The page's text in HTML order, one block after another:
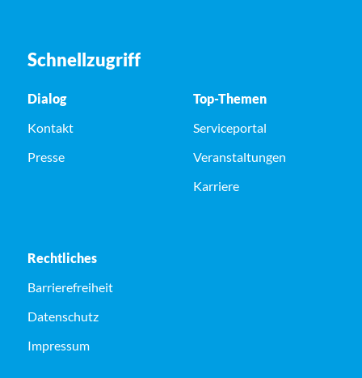
Schnellzugriff
Dialog
Kontakt
Presse
Top-Themen
Serviceportal
Veranstaltungen
Karriere
Rechtliches
Barrierefreiheit
Datenschutz
Impressum